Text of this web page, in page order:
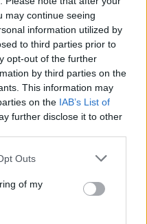
may continue seeing
information utilized by
to third parties prior to
opt-out of the further
by third parties on the
This information may
on the IAB’s List of
further disclose it to other
Outs
of my
για τον Ιβάν Σβιτάιλο
«Θα σηκωθώ πιο
και χορευτής μοιράστηκε
μια φωτογραφία από
εξέτασή του, με ένα μήνυμα
ιστορία στον ΟΦΗ:
εισιτηρίου
είναι μόλις 2 μηνών